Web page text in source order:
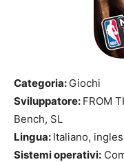
Categoria: Giochi
Sviluppatore: FROM
Bench, SL
Lingua: Italiano,
Sistemi operativi: